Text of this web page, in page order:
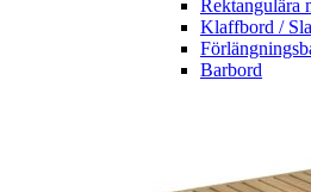
Rektangulära
Klaffbord /
Barbord